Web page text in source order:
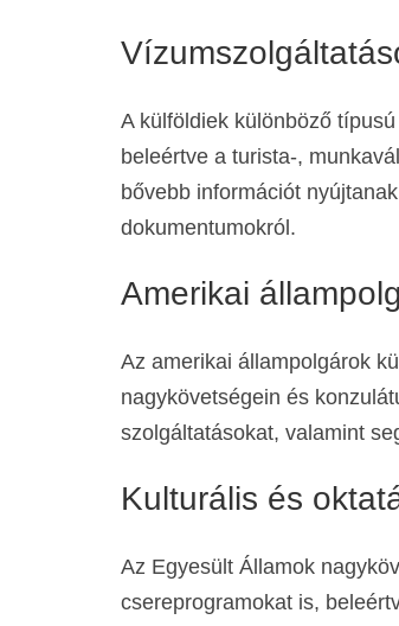
A külföldiek különböző típusú
beleértve a turista-,
bővebb információt
dokumentumokról.
Amerikai
Az amerikai állampolgárok
nagykövetségein és
szolgáltatásokat, valamint
Kulturális és
Az Egyesült Államok
csereprogramokat is,